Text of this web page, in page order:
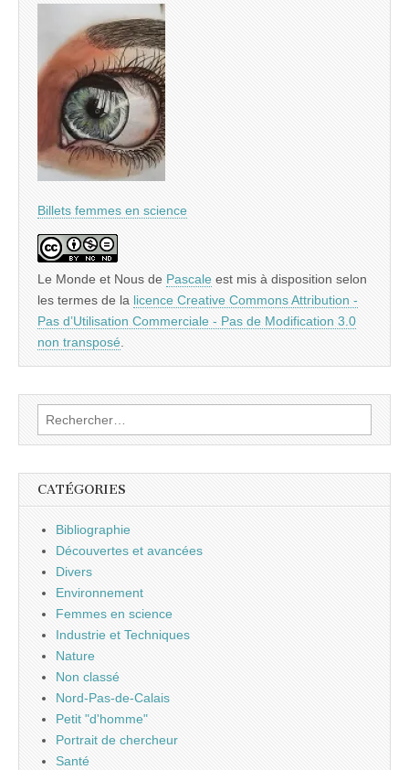
Billets femmes en science
Le Monde et Nous de Pascale est mis à disposition selon
les termes de la licence Creative Commons Attribution -
Pas d’Utilisation Commerciale - Pas de Modification 3.0
non transposé
Rechercher :
CATÉGORIES
Bibliographie
Découvertes et avancées
Divers
Environnement
Femmes en science
Industrie et Techniques
Nature
Non classé
Nord-Pas-de-Calais
Petit "d'homme"
Portrait de chercheur
Santé